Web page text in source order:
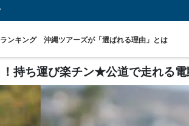
ンキング 沖縄ツアーズが「選ばれる理由」とは
持ち運び楽チン★公道で走れる